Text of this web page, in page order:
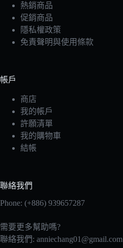
熱銷商品
促銷商品
隱私權政策
免責聲明與使用條款
帳戶
商店
我的帳戶
許願清單
我的購物車
結帳
聯絡我們
Phone: (+886) 939657287
需要更多幫助嗎?
聯絡我們: anniechang01@gmail.com